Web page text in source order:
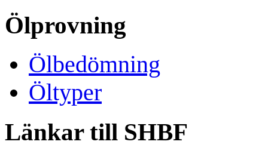
Ölprovning
Ölbedömning
Öltyper
Länkar till SHBF